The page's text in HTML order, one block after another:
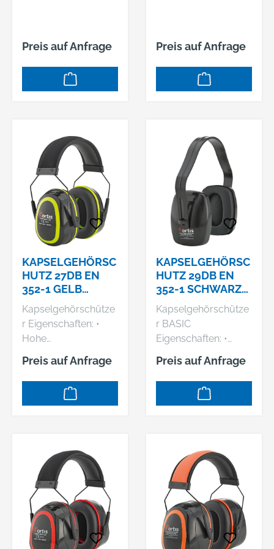
Preis auf Anfrage Preis auf Anfrage
KAPSELGEHÖRSC
HUTZ 27DB EN
352-1 GELB
FORTIS
Kapselgehörschütze
r Eigenschaften: •
Hohe
Anpressdruckkonsta
nz unter allen
Umweltbedingungen
• Niedriger
Kopfbandfolie •
Edelstahldrahtkopfb
and mit Dual-
Elasthansystem© •
Kapseln
höhenverstellbar
Dämmwerte: Classic:
Preis auf Anfrage
KAPSELGEHÖRSC
HUTZ 29DB EN
352-1 SCHWARZ
FORTIS
Kapselgehörschütze
r BASIC
Eigenschaften: •
Kapseln
höhenverstellbar •
Angenehmer
Tragekomfort
17,4 dB
Zulassung/Norm:
EN352-1 Farbe:
schwarz Hersteller:
Einkaufsbüro
Deutscher
Eisenhändler GmbH,
Preis auf Anfrage